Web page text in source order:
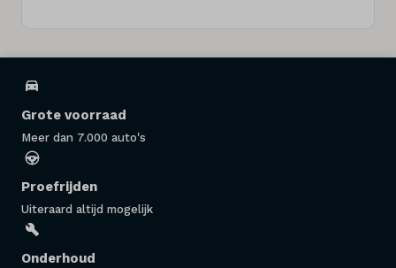
Grote voorraad
Meer dan 7.000 auto's
Proefrijden
Uiteraard altijd mogelijk
Onderhoud